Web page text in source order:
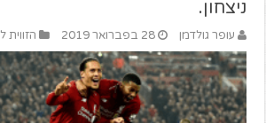
ניצחון.
עופר גולדמן 28 בפברואר 2019 הזווית